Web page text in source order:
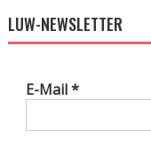
LUW-NEWSLETTER
E-Mail*